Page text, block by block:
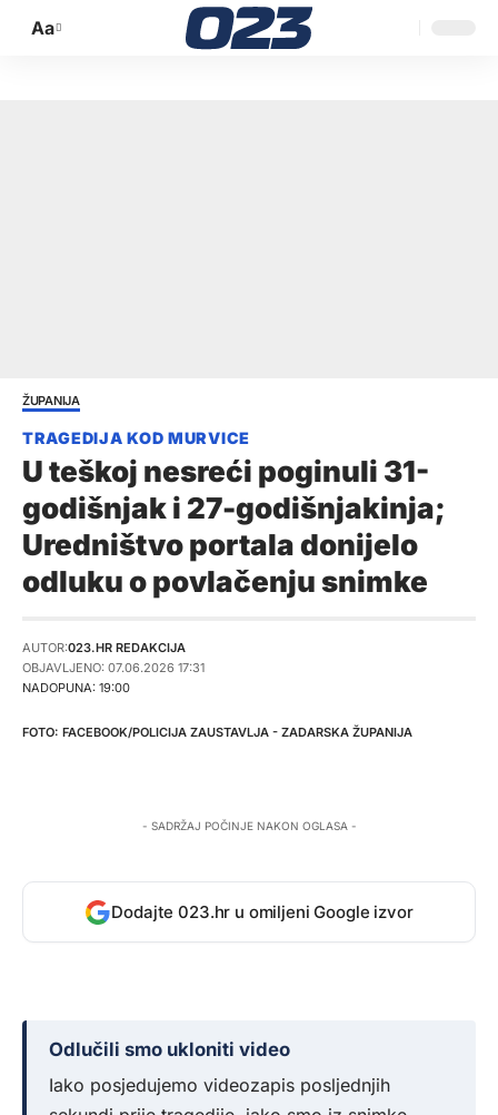
Promijeni
Aa
ŽUPANIJA
U teškoj nesreći poginuli 31-
godišnjak i 27-godišnjakinja;
Uredništvo portala donijelo
odluku o povlačenju snimke
NADOPUNA: 19:00
AUTOR:023.HR REDAKCIJA
OBJAVLJENO: 07.06.2026 17:31
FACEBOOK/POLICIJA ZAUSTAVLJA - ZADARSKA ŽUPANIJA
- SADRŽAJ POČINJE NAKON OGLASA -
Dodajte 023.hr u omiljeni Google izvor
Odlučili smo ukloniti video
Iako posjedujemo videozapis posljednjih